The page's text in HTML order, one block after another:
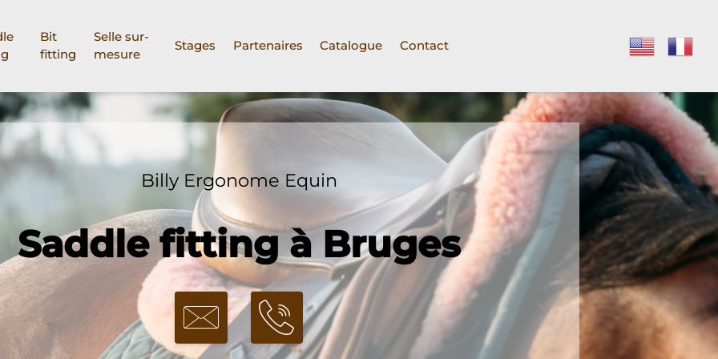
Bit
fitting
Selle sur-
mesure
Stages Partenaires Catalogue Contact
Billy Ergonome Equin
Saddle fitting à Bruges